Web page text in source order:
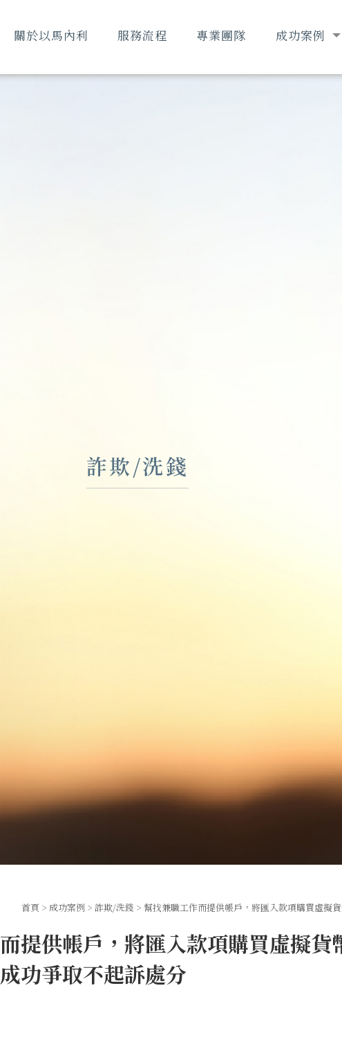
關於以馬內利
服務流程
專業團隊
成功案例
詐欺/洗錢
首頁 > 成功案例 > 詐欺/洗錢 > 幫找兼職工作而提供帳戶，將匯入款項購買虛擬
提供帳戶，將匯入款項購買虛擬貨
功爭取不起訴處分